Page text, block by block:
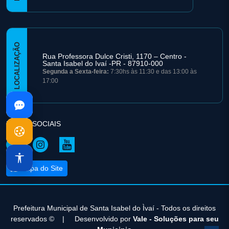
LOCALIZAÇÃO
Rua Professora Dulce Cristi, 1170 – Centro -
Santa Isabel do Ivaí -PR - 87910-000
Segunda a Sexta-feira: 7:30hs às 11:30 e das 13:00 às
17:00
REDES SOCIAIS
Mapa do Site
Prefeitura Municipal de Santa Isabel do Ìvaí - Todos os direitos
reservados ©| Desenvolvido por Vale - Soluções para seu